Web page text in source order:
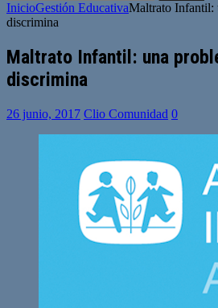
InicioGestión EducativaMaltrato Infantil:
discrimina
Maltrato Infantil: una
discrimina
26 junio, 2017 Clio Comunidad 0